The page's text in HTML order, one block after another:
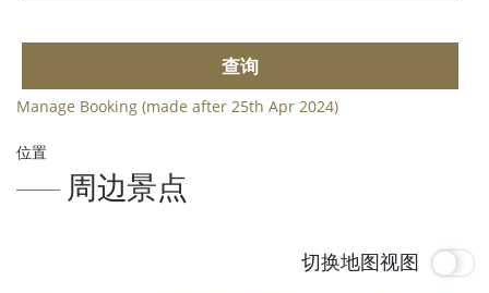
查询
Manage Booking (made after 25th Apr 2024)
位置
周边景点
切换地图视图